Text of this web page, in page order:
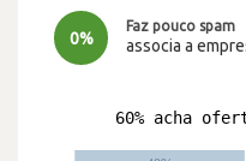
0%
Faz pouco spam
associa a